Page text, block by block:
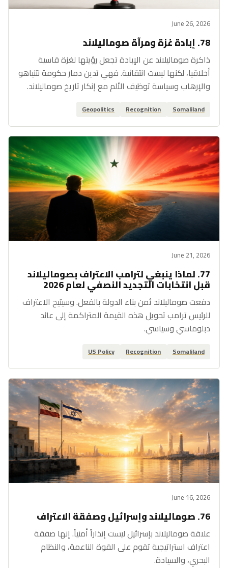
June 26, 2026
78. إبادة غزة ومرآة صوماليلاند
ذاكرة صوماليلاند عن الإبادة تجعل رؤيتها لغزة قاسية
أخلاقيا، لكنها ليست انتقائية. فهي تدين دمار حكومة نتنياهو
والإرهاب وسياسة توظيف الألم مع إنكار تاريخ صوماليلاند.
Somaliland
Recognition
Geopolitics
June 21, 2026
77. لماذا ينبغي لترامب الاعتراف بصوماليلاند
قبل انتخابات التجديد النصفي لعام 2026
دفعت صوماليلاند ثمن بناء الدولة بالفعل. وسيتيح الاعتراف
للرئيس ترامب تحويل هذه القيمة المتراكمة إلى عائد
دبلوماسي وسياسي.
Somaliland
Recognition
US Policy
June 16, 2026
76. صوماليلاند وإسرائيل وصفقة الاعتراف
علاقة صوماليلاند بإسرائيل ليست إنذاراً أمنياً. إنها صفقة
اعتراف استراتيجية تقوم على القوة الناعمة، والنظام
البحري، والسيادة.